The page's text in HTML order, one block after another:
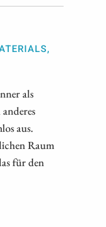
als
aus.
Raum
für den